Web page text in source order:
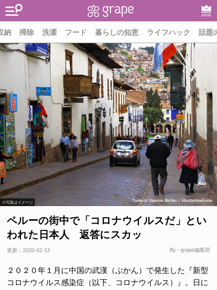
RANK
納 掃除 洗濯 フード 暮らしの知恵 ライフハック 話題
※写真はイメージ
ペルーの街中で「コロナウイルスだ」とい
われた日本人 返答にスカッ
更新： 2020-02-13 By - grape編集部
２０２０年１月に中国の武漢（ぶかん）で発生した『新型
コロナウイルス感染症（以下、コロナウイルス）』。日に